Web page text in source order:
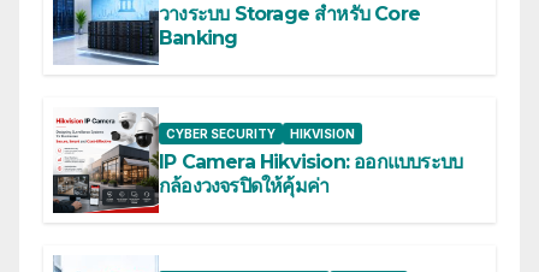
วางระบบ Storage สำหรับ Core
Banking
CYBER SECURITY HIKVISION
IP Camera Hikvision: ออกแบบระบบ
กล้องวงจรปิดให้คุ้มค่า